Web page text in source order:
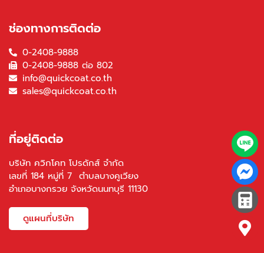
ช่องทางการติดต่อ
0-2408-9888
0-2408-9888 ต่อ 802
info@quickcoat.co.th
sales@quickcoat.co.th
ที่อยู่ติดต่อ
บริษัท ควิกโคท โปรดักส์ จำกัด
เลขที่ 184 หมู่ที่ 7 ตำบลบางคูเวียง
อำเภอบางกรวย จังหวัดนนทบุรี 11130
ดูแผนที่บริษัท